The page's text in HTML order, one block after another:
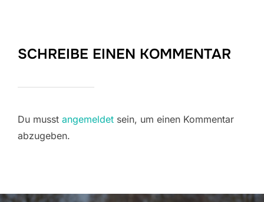
SCHREIBE EINEN KOMMENTAR
Du musst angemeldet sein, um einen Kommentar
abzugeben.